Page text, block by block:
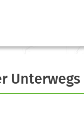
Unterwegs